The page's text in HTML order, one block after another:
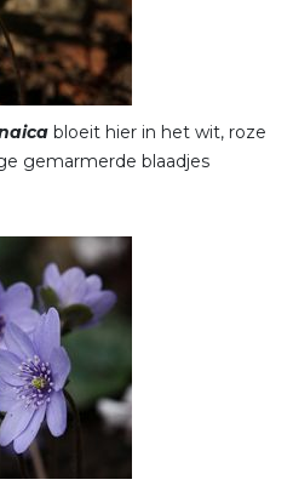
bloeit hier in het wit, roze
gemarmerde blaadjes